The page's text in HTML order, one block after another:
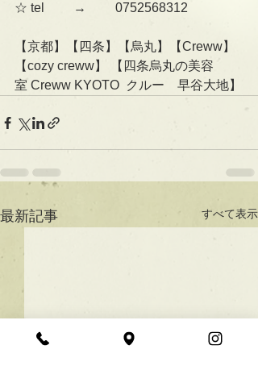
☆ tel 　　→　　 0752568312
【京都】【四条】【烏丸】【Creww】
【cozy creww】 【四条烏丸の美容
室 Creww KYOTO  クルー　早谷大地】
最新記事 すべて表示